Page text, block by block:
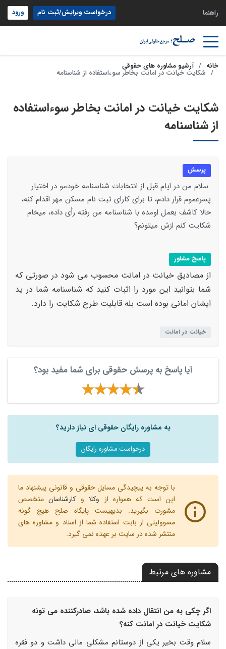
راهنما درخواست ویرایش/ثبت نام ورود
خانه آرشیو مشاوره های حقوقی
شکایت خیانت در امانت بخاطر سوءاستفاده از شناسنامه
شکایت خیانت در امانت بخاطر سوءاستفاده
از شناسنامه
پرسش
سلام من در ایام قبل از انتخابات شناسنامه خودمو در اختیار
پسرعموم قرار دادم، تا برای کارای ثبت نام مسکن مهر اقدام کنه،
حالا کاشف بعمل اومده با شناسنامه من رفته رأی داده، میخام
شکایت کنم ازش میتونم؟
پاسخ مشاور
از مصادیق خیانت در امانت محسوب می شود در صورتی که
شما بتوانید این مورد را اثبات کنید که شناسنامه شما در ید
ایشان امانی بوده است بله قابلیت طرح شکایت را دارد.
خیانت در امانت
آیا پاسخ به پرسش حقوقی برای شما مفید بود؟
به مشاوره رایگان حقوقی ای نیاز دارید؟
درخواست مشاوره رایگان
با توجه به پیچیدگی مسایل حقوقی و قانونی پیشنهاد ما
این است که همواره از وکلاو کارشناسانمتخصص
مشورت بگیرید. بدیهیست پایگاه صلح هیچ گونه
مسوولیتی از بابت استفاده شما از اسناد و مشاوره های
منتشر شده در سایت بر عهده نمی گیرد.
مشاوره های مرتبط
اگر چکی به من انتقال داده شده باشد، صادرکننده می تونه
شکایت خیانت در امانت کنه؟
سلام وقت بخیر یکی از دوستانم مشکلی مالی داشت و دو فقره